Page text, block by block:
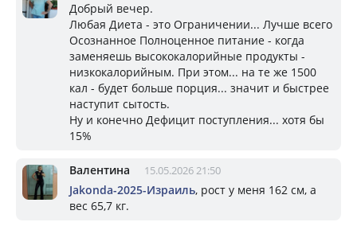
Добрый вечер.
Любая Диета - это Ограничении... Лучше всего
Осознанное Полноценное питание - когда
заменяешь высококалорийные продукты -
низкокалорийным. При этом... на те же 1500
кал - будет больше порция... значит и быстрее
наступит сытость.
Ну и конечно Дефицит поступления... хотя бы
15%
Валентина 15.05.2026 21:50
Jakonda-2025-Израиль, рост у меня 162 см, а
вес 65,7 кг.